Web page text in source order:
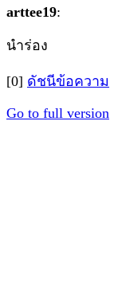
arttee19:
นำร่อง
[0] ดัชนีข้อความ
Go to full version